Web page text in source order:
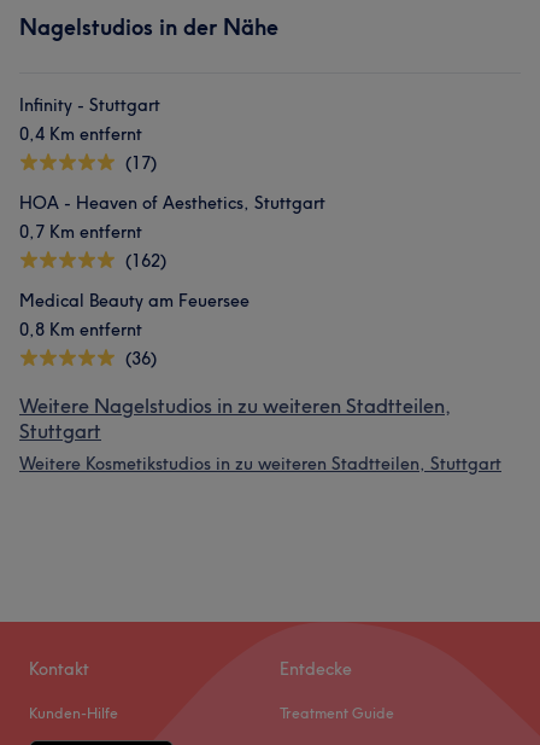
Nagelstudios in der Nähe
Infinity - Stuttgart
0,4 Km entfernt
(17)
HOA - Heaven of Aesthetics, Stuttgart
0,7 Km entfernt
(162)
Medical Beauty am Feuersee
0,8 Km entfernt
(36)
Weitere Nagelstudios in zu weiteren Stadtteilen,
Stuttgart
Weitere Kosmetikstudios in zu weiteren Stadtteilen, Stuttgart
Kontakt
Kunden-Hilfe
Entdecke
Treatment Guide